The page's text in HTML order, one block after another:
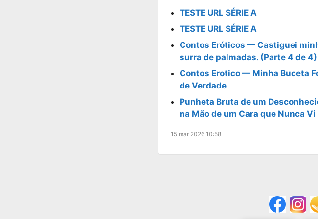
TESTE URL SÉRIE A
TESTE URL SÉRIE A
Contos Eróticos — Castiguei
surra de palmadas. (Parte 4 de 4)
Contos Erotico — Minha Buceta
de Verdade
Punheta Bruta de um
na Mão de um Cara que Nunca Vi
15 mar 2026 10:58